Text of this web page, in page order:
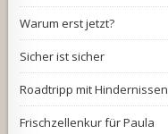
Warum erst jetzt?
Sicher ist sicher
Roadtripp mit Hindernissen
Frischzellenkur für Paula